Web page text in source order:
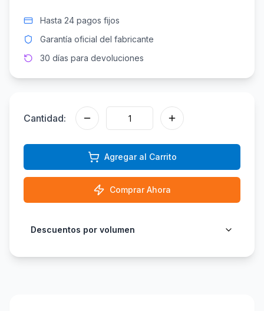
Hasta 24 pagos fijos
Garantía oficial del fabricante
30 días para devoluciones
Cantidad:
Agregar al Carrito
Comprar Ahora
Descuentos por volumen